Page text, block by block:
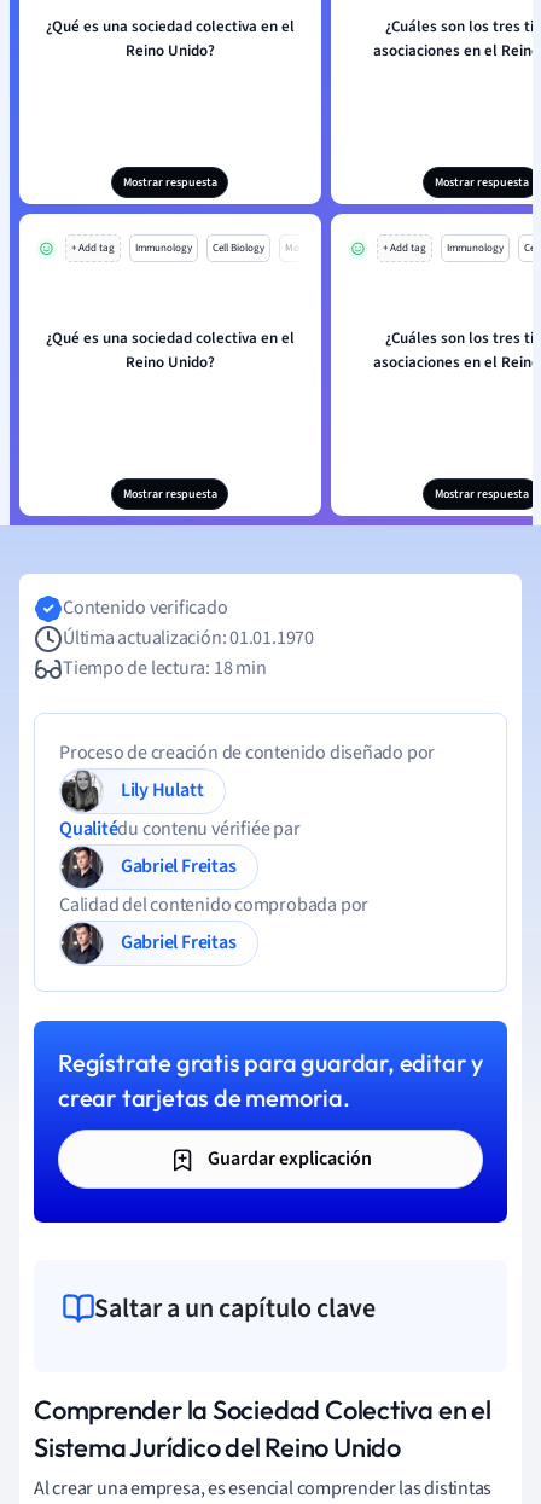
¿Qué es una sociedad colectiva en el
Reino Unido?
Mostrar respuesta
¿Cuáles son los tres
asociaciones en el
Mostrar respuesta
+ Add tag Immunology Cell Biology Mo
¿Qué es una sociedad colectiva en el
Reino Unido?
Mostrar respuesta
+ Add tag Immunology
¿Cuáles son los tres
asociaciones en el
Mostrar respuesta
Contenido verificado
Última actualización: 01.01.1970
Tiempo de lectura: 18 min
Proceso de creación de contenido diseñado por
Lily Hulatt
Qualitédu contenu vérifiée par
Gabriel Freitas
Calidad del contenido comprobada por
Gabriel Freitas
Regístrate gratis para guardar, editar y
crear tarjetas de memoria.
Guardar explicación
Saltar a un capítulo clave
Comprender la Sociedad Colectiva en el
Sistema Jurídico del Reino Unido
Al crear una empresa, es esencial comprender las distintas